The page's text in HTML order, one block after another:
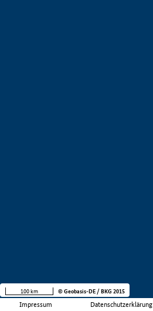
Impressum Datenschutzerklärung
100 km © Geobasis-DE / BKG 2015